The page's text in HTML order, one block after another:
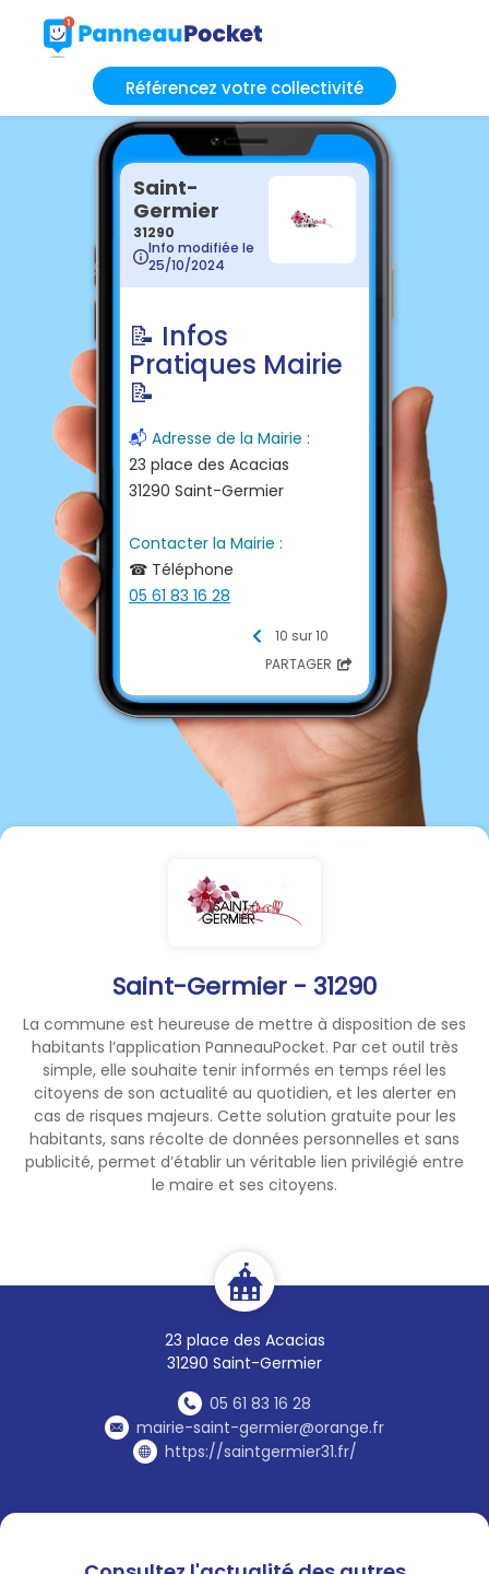
Référencez votre collectivité
Saint-Germier - 31290
La commune est heureuse de mettre à disposition de ses
habitants l’application PanneauPocket. Par cet outil très
simple, elle souhaite tenir informés en temps réel les
citoyens de son actualité au quotidien, et les alerter en
cas de risques majeurs. Cette solution gratuite pour les
habitants, sans récolte de données personnelles et sans
publicité, permet d’établir un véritable lien privilégié entre
le maire et ses citoyens.
23 place des Acacias
31290 Saint-Germier
05 61 83 16 28
mairie-saint-germier@orange.fr
https://saintgermier31.fr/
Saint-
Germier
31290
Info modifiée le
25/10/2024
📝 Infos
Pratiques Mairie
📝
📬 Adresse de la Mairie :
23 place des Acacias
31290 Saint-Germier
Contacter la Mairie :
☎ Téléphone
05 61 83 16 28
HORAIRES D'OUVERTURE AU
PUBLIC:
Mardi 8h à 12 et 13h à 17h
Vendredi 8h à 12h
mairie-saint-
💻 Site internet
https://saintgermier31.fr/
10 sur 10
PARTAGER